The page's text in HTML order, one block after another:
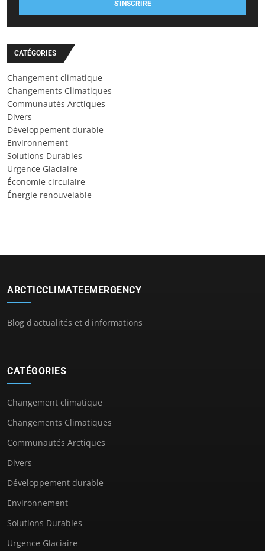
S'INSCRIRE
CATÉGORIES
Changement climatique
Changements Climatiques
Communautés Arctiques
Divers
Développement durable
Environnement
Solutions Durables
Urgence Glaciaire
Économie circulaire
Énergie renouvelable
ARCTICCLIMATEEMERGENCY
Blog d'actualités et d'informations
CATÉGORIES
Changement climatique
Changements Climatiques
Communautés Arctiques
Divers
Développement durable
Environnement
Solutions Durables
Urgence Glaciaire